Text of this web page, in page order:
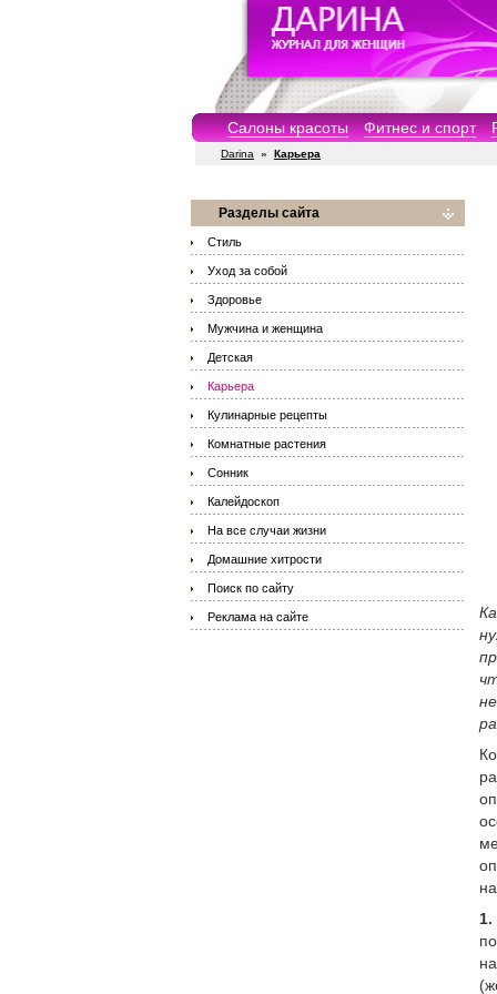
Салоны красоты Фитнес и спорт
Darina » Карьера
Разделы сайта
Стиль
Уход за собой
Здоровье
Мужчина и женщина
Детская
Карьера
Кулинарные рецепты
Комнатные растения
Сонник
Калейдоскоп
На все случаи жизни
Домашние хитрости
Поиск по сайту
Реклама на сайте
1.